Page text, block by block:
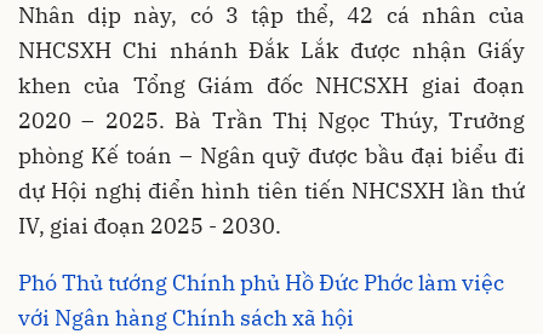
Nhân dịp này, có 3 tập thể, 42 cá nhân của
NHCSXH Chi nhánh Đắk Lắk được nhận Giấy
khen của Tổng Giám đốc NHCSXH giai đoạn
2020 – 2025. Bà Trần Thị Ngọc Thúy, Trưởng
phòng Kế toán – Ngân quỹ được bầu đại biểu đi
dự Hội nghị điển hình tiên tiến NHCSXH lần thứ
IV, giai đoạn 2025 - 2030.
Phó Thủ tướng Chính phủ Hồ Đức Phớc làm việc
với Ngân hàng Chính sách xã hội